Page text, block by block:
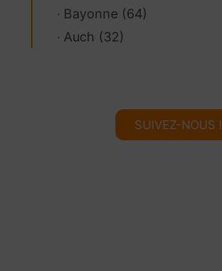
· Bayonne (64)
· Auch (32)
SUIVEZ-NOUS !